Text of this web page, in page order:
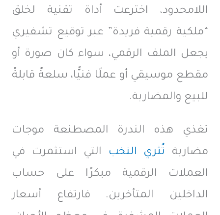
اللامحدود، اخترعت أداة تقنية لخلق
“ملكية رقمية فريدة” عبر توقيع تشفيري
يجعل الملف الرقمي، سواء كان صورة أو
مقطع موسيقي أو عملًا فنيًّا، سلعةً قابلةً
للبيع والمضاربة.
تغذي هذه الندرة المصطنعة موجات
مضاربة تُثري النخب التي استثمرت في
العملات الرقمية مبكرًا على حساب
الداخلين المتأخرين. فارتفاع أسعار